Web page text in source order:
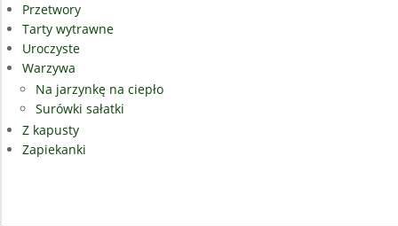
Przetwory
Tarty wytrawne
Uroczyste
Warzywa
Na jarzynkę na ciepło
Surówki sałatki
Z kapusty
Zapiekanki